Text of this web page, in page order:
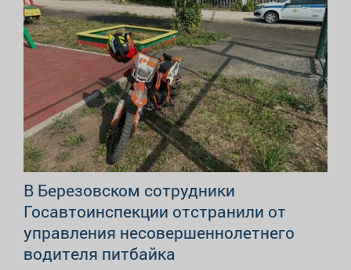
В Березовском сотрудники
Госавтоинспекции отстранили от
управления несовершеннолетнего
водителя питбайка